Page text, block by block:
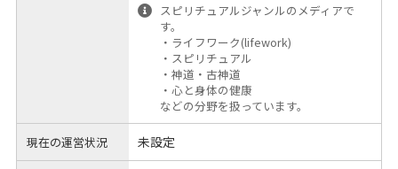
スピリチュアルジャンルのメディアで
す。
・ライフワーク(lifework)
・スピリチュアル
・神道・古神道
・心と身体の健康
などの分野を扱っています。
現在の運営状況 未設定